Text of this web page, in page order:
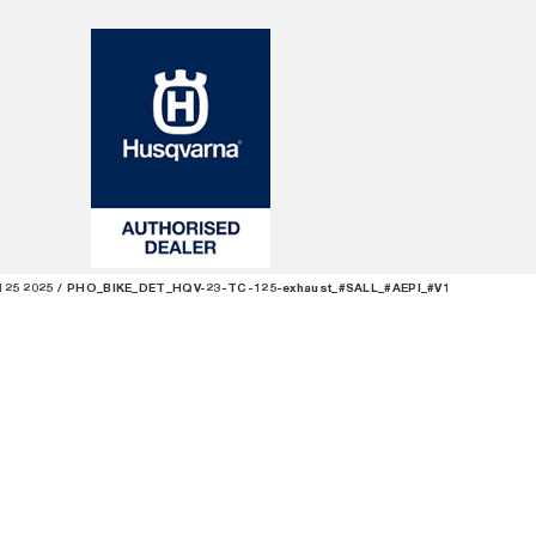
2025 PHO_BIKE_DET_HQV-23-TC-125-exhaust_#SALL_#AEPI_#V1